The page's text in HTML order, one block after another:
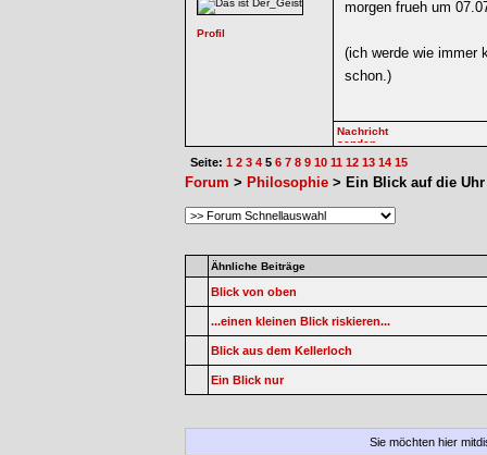
morgen frueh um
(ich werde wie immer
schon.)
Seite: 1 2 3 4 5 6 7 8 9 10 11 12 13 14 15
Forum > Philosophie > Ein Blick auf die Uhr
Ähnliche Beiträge
Blick von oben
...einen kleinen Blick riskieren...
Blick aus dem Kellerloch
Ein Blick nur
Sie möchten hier